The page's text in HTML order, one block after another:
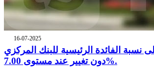
16-07-2025
نسبة الفائدة الرئيسية للبنك المركزي
دون تغيير عند مستوى 7.00%.